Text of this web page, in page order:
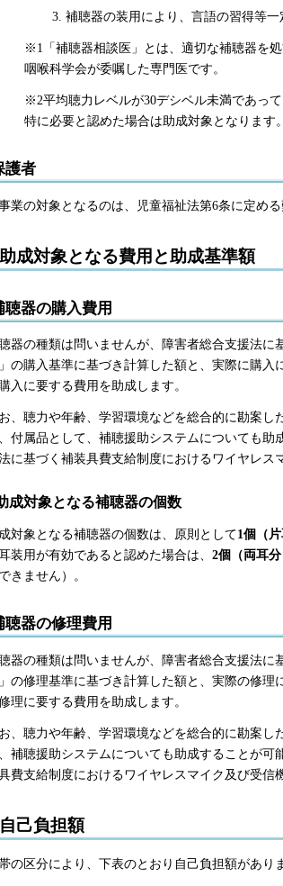
補聴器の装用により、言語の習得等一
※1「補聴器相談医」とは、適切な補聴器を
咽喉科学会が委嘱した専門医です。
※2平均聴力レベルが30デシベル未満であっ
特に必要と認めた場合は助成対象となります。
護者
業の対象となるのは、児童福祉法第6条に定める
助成対象となる費用と助成基準額
聴器の購入費用
器の種類は問いませんが、障害者総合支援法
の購入基準に基づき計算した額と、実際に購
入に要する費用を助成します。
、聴力や年齢、学習環境などを総合的に勘案
付属品として、補聴援助システムについても
に基づく補装具費支給制度におけるワイヤレス
成対象となる補聴器の個数
対象となる補聴器の個数は、原則として1個（片
装用が有効であると認めた場合は、 2個（両耳
きません）。
聴器の修理費用
器の種類は問いませんが、障害者総合支援法
の修理基準に基づき計算した額と、実際の修
理に要する費用を助成します。
、聴力や年齢、学習環境などを総合的に勘案
補聴援助システムについても助成することが
費支給制度におけるワイヤレスマイク及び受信
自己負担額
の区分により、下表のとおり自己負担額があり